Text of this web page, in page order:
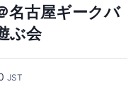
名古屋ギークバ
ぶ会
JST